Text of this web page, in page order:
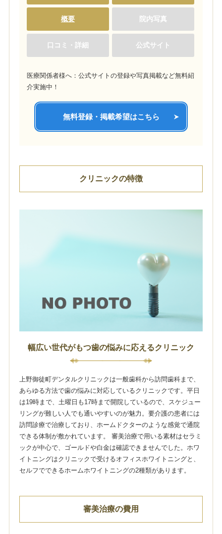
概要 院内写真
口コミ・詳細 公式サイト
医療関係者様へ：公式サイトの登録や写真掲載など無料紹
介実施中！
無料登録・掲載希望はこちら
クリニックの特徴
幅広い世代がもつ歯の悩みに応えるクリニック
上野御徒町デンタルクリニックは一般歯科から訪問歯科まで、
あらゆる方法で歯の悩みに対応しているクリニックです。平日
は19時まで、土曜日も17時まで開院しているので、スケジュー
リングが難しい人でも通いやすいのが魅力。要介護の患者には
訪問診療で治療しており、ホームドクターのような感覚で通院
できる体制が敷かれています。 審美治療で用いる素材はセラミ
ックが中心で、ゴールドや白金は確認できませんでした。ホワ
イトニングはクリニックで受けるオフィスホワイトニングと、
セルフでできるホームホワイトニングの2種類があります。
審美治療の費用